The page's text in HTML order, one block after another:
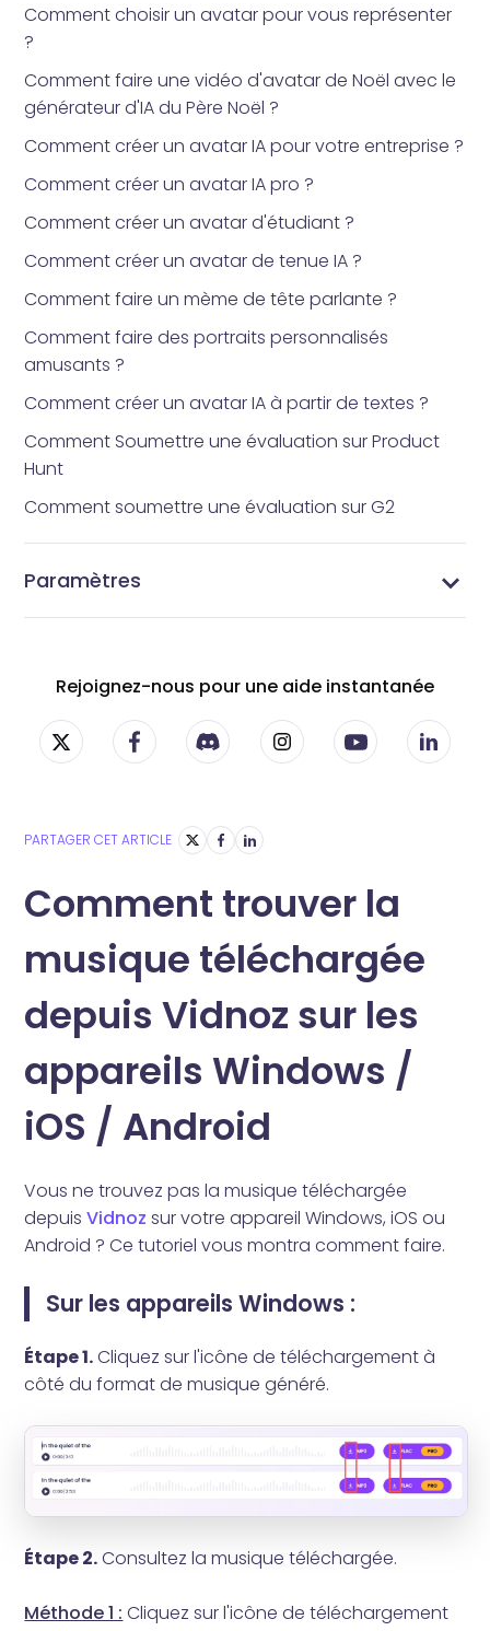
Comment choisir un avatar pour vous représenter
?
Comment faire une vidéo d'avatar de Noël avec le
générateur d'IA du Père Noël ?
Comment créer un avatar IA pour votre entreprise ?
Comment créer un avatar IA pro ?
Comment créer un avatar d'étudiant ?
Comment créer un avatar de tenue IA ?
Comment faire un mème de tête parlante ?
Comment faire des portraits personnalisés
amusants ?
Comment créer un avatar IA à partir de textes ?
Comment Soumettre une évaluation sur Product
Hunt
Comment soumettre une évaluation sur G2
Paramètres
Rejoignez-nous pour une aide instantanée
PARTAGER CET ARTICLE
Comment trouver la
musique téléchargée
depuis Vidnoz sur les
appareils Windows /
iOS / Android
Vous ne trouvez pas la musique téléchargée
depuisVidnoz sur votre appareil Windows, iOS ou
Android ? Ce tutoriel vous montra comment faire.
Sur les appareils Windows :
Étape 1.Cliquez sur l'icône de téléchargement à
côté du format de musique généré.
Étape 2.Consultez la musique téléchargée.
Méthode 1 : Cliquez sur l'icône de téléchargement